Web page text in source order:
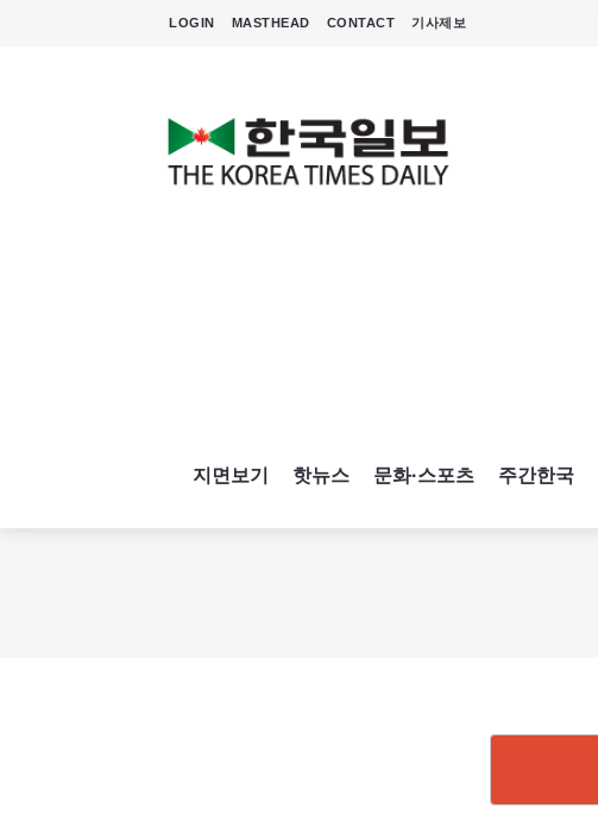
LOGIN MASTHEAD CONTACT 기사제보
지면보기 핫뉴스 문화·스포츠 주간한국